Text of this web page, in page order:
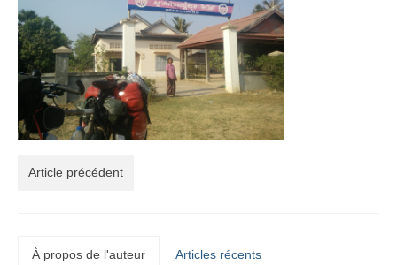
Article précédent
À propos de l'auteur Articles récents